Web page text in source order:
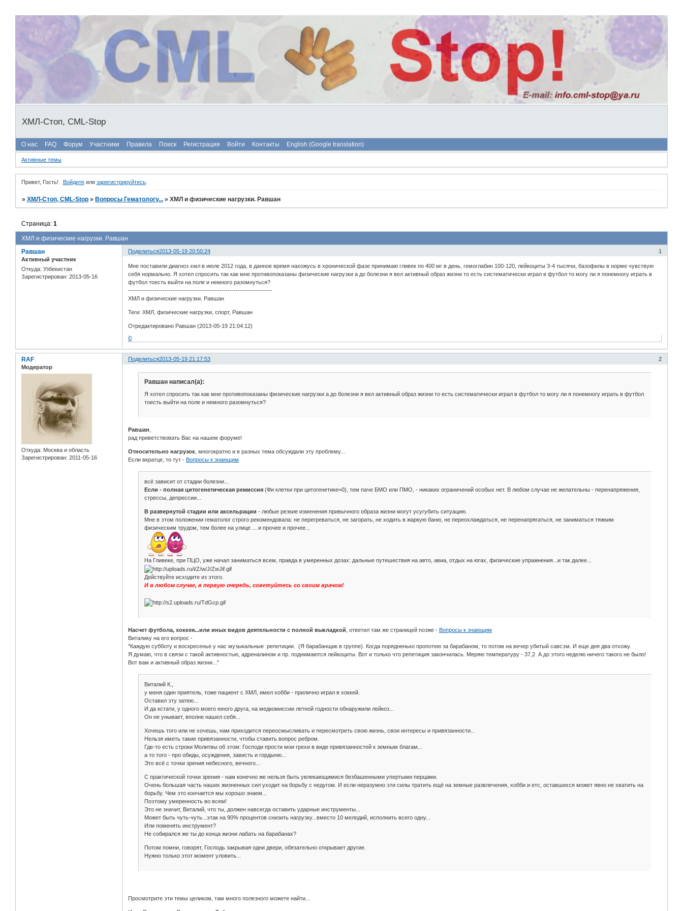
ХМЛ-Стоп, CML-Stop
О нас FAQ Форум Участники Правила Поиск Регистрация Войти Контакты English (Google translation)
Активные темы
Привет, Гость! Войдитеили зарегистрируйтесь.
»ХМЛ-Стоп, CML-Stop »Вопросы Гематологу... »ХМЛ и физические нагрузки. Равшан
ХМЛ и физические нагрузки. Равшан
Страница:1
Поделиться 1
2013-05-19 20:50:24
Равшан
Активный участник
Откуда: Узбекистан
Зарегистрирован: 2013-05-16
Мне поставили диагноз хмл в июле 2012 года, в данное время нахожусь в хронической фазе принимаю гливек по 400 мг в день, гемоглабин 100-120, лейкоциты 3-4 тысячи, базофилы в норме чувствую
себя нормально. Я хотел спросить так как мне противопоказаны физические нагрузки а до болезни я вел активный образ жизни то есть систематически играл в футбол то могу ли я понемногу играть в
футбол тоесть выйти на поле и немного разомнуться?
-----------------------------------------------------------------------
ХМЛ и физические нагрузки. Равшан
Теги: ХМЛ, физические нагрузки, спорт, Равшан
Отредактировано Равшан (2013-05-19 21:04:12)
0
Поделиться 2
2013-05-19 21:17:53
RAF
Модератор
Откуда: Москва и область
Зарегистрирован: 2011-05-16
Равшан написал(а):
Я хотел спросить так как мне противопоказаны физические нагрузки а до болезни я вел активный образ жизни то есть систематически играл в футбол то могу ли я понемногу играть в футбол
тоесть выйти на поле и немного разомнуться?
Равшан
рад приветствовать Вас на нашем форуме!
Относительно нагрузок , многократно и в разных тема обсуждали эту проблему...
Если вкратце, то тут -Вопросы к знающим
всё зависит от стадии болезни...
Если - полная цитогенетическая ремиссия(Фи клетки при цитогенетике=0), тем паче БМО или ПМО, - никаких ограничений особых нет. В любом случае не желательны - перенапряжения,
стрессы, депрессии...
В развернутой стадии или аксельрации - любые резкие изменения привычного образа жизни могут усугубить ситуацию.
Мне в этом положении гематолог строго рекомендовала: не перегреваться, не загорать, не ходить в жаркую баню, не переохлаждаться, не перенапрягаться, не заниматься тяжким
физическим трудом, тем более на улице ... и прочее и прочее...
На Гливеке, при ПЦО, уже начал заниматься всем, правда в умеренных дозах: дальные путешествия на авто, авиа, отдых на югах, физические упражнения...и так далее...
Действуйте исходите из этого.
И в любом случае, в первую очередь, советуйтесь со своим врачом!
Насчет футбола, хоккея...или иных видов деятельности с полной выкладкой , ответил там же страницей позже -Вопросы к знающим
Виталику на его вопрос -
"Каждую субботу и воскресенье у нас музыкальные репетиции. (Я барабанщик в группе). Когда порядненько пропотею за барабаном, то потом на вечер убитый савсэм. И еще дня два отхожу.
Я думаю, что в связи с такой активностью, адреналином и пр. поднимаются лейкоциты. Вот и только что репетиция закончилась. Меряю температуру - 37,2 А до этого неделю ничего такого не было!
Вот вам и активный образ жизни..."
Виталий К.,
у меня один приятель, тоже пациент с ХМЛ, имел хобби - прилично играл в хоккей.
Оставил эту затею...
И да кстати, у одного моего юного друга, на медкомиссии летной годности обнаружили лейкоз...
Он не унывает, вполне нашел себя...
Хочешь того или не хочешь, нам приходится переосмысливать и пересмотреть свою жизнь, свои интересы и привязанности...
Нельзя иметь такие привязанности, чтобы ставить вопрос ребром.
Где-то есть строки Молитвы об этом: Господи прости мои грехи в виде привязанностей к земным благам...
а то того - про обиды, осуждения, зависть и гордыню...
Это всё с точки зрения небесного, вечного...
С практической точки зрения - нам конечно же нельзя быть увлекающимися безбашенными упертыми перцами.
Очень большая часть наших жизненных сил уходит на борьбу с недугом. И если неразумно эти силы тратить ещё на земные развлечения, хобби и етс, оставшихся может явно не хватить на
борьбу. Чем это кончается мы хорошо знаем...
Поэтому умеренность во всем!
Это не значит, Виталий, что ты, должен навсегда оставить ударные инструменты...
Может быть чуть-чуть...этак на 90% процентов снизить нагрузку...вместо 10 мелодий, исполнить всего одну...
Или поменять инструмент?
Не собирался же ты до конца жизни лабать на барабанах?
Потом помни, говорят, Господь закрывая одни двери, обязательно открывает другие.
Нужно только этот момент уловить...
Просмотрите эти темы целиком, там много полезного можете найти...